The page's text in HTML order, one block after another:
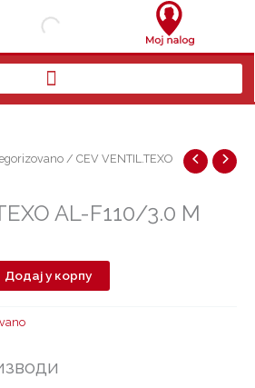
/ CEV VENTIL.TEXO
AL-F110/3.0 M
Додај у корпу